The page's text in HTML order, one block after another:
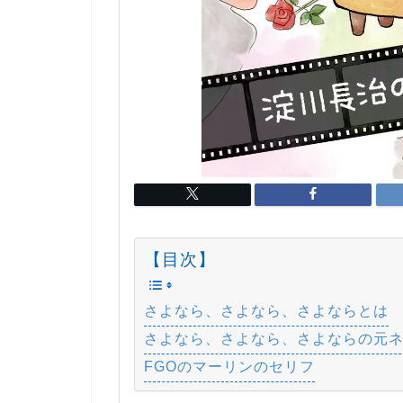
【目次】
さよなら、さよなら、さよならとは
さよなら、さよなら、さよならの元
FGOのマーリンのセリフ